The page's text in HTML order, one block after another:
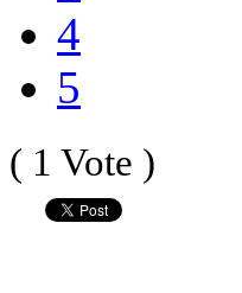
4
5
( 1 Vote )